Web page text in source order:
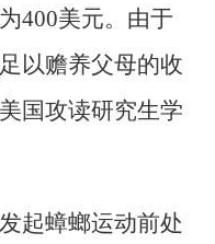
400美元。由于
以赡养父母的收
国攻读研究生学
起蟑螂运动前处